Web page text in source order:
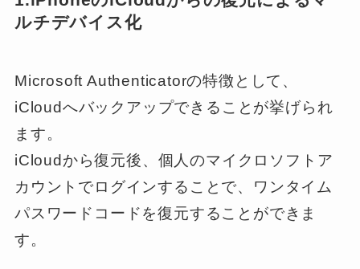
ルチデバイス化
Microsoft Authenticatorの特徴として、
iCloudへバックアップできることが挙げられ
ます。
iCloudから復元後、個人のマイクロソフトア
カウントでログインすることで、ワンタイム
パスワードコードを復元することができま
す。